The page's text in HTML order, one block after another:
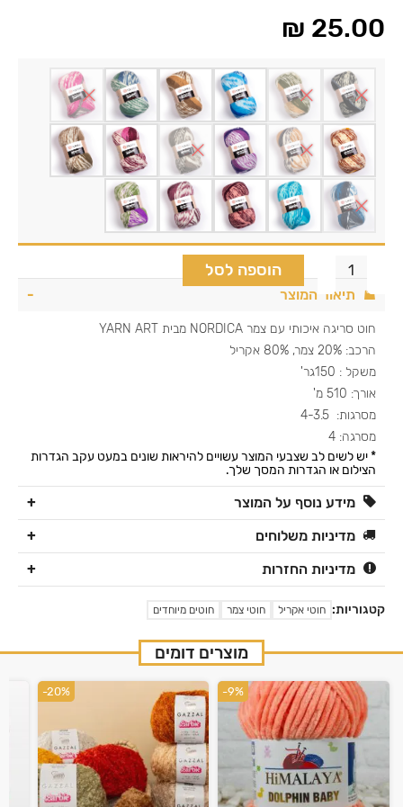
₪ 25.00
הוספה לסל
תיאור המוצר
חוט סריגה איכותי עם צמר NORDICA מבית YARN ART
הרכב: 20% צמר, 80% אקריל
משקל : 150גר'
אורך: 510 מ'
מסרגות: 4-3.5
מסרגה: 4
* יש לשים לב שצבעי המוצר עשויים להיראות שונים במעט עקב הגדרות
הצילום או הגדרות המסך שלך.
מידע נוסף על המוצר
מדיניות משלוחים
מדיניות החזרות
קטגוריות: חוטי אקריל חוטי צמר חוטים מיוחדים
מוצרים דומים
-9%
-20%